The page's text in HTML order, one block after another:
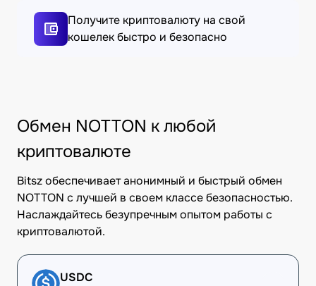
Получите криптовалюту на свой
кошелек быстро и безопасно
Обмен NOTTON к любой
криптовалюте
Bitsz обеспечивает анонимный и быстрый обмен
NOTTON с лучшей в своем классе безопасностью.
Наслаждайтесь безупречным опытом работы с
криптовалютой.
USDC